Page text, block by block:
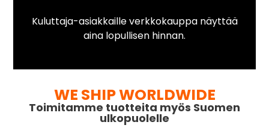
Kuluttaja-asiakkaille verkkokauppa näyttää
aina lopullisen hinnan.
WE SHIP WORLDWIDE
Toimitamme tuotteita myös Suomen
ulkopuolelle